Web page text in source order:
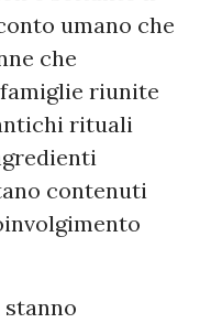
umano che
che
riunite
rituali
contenuti